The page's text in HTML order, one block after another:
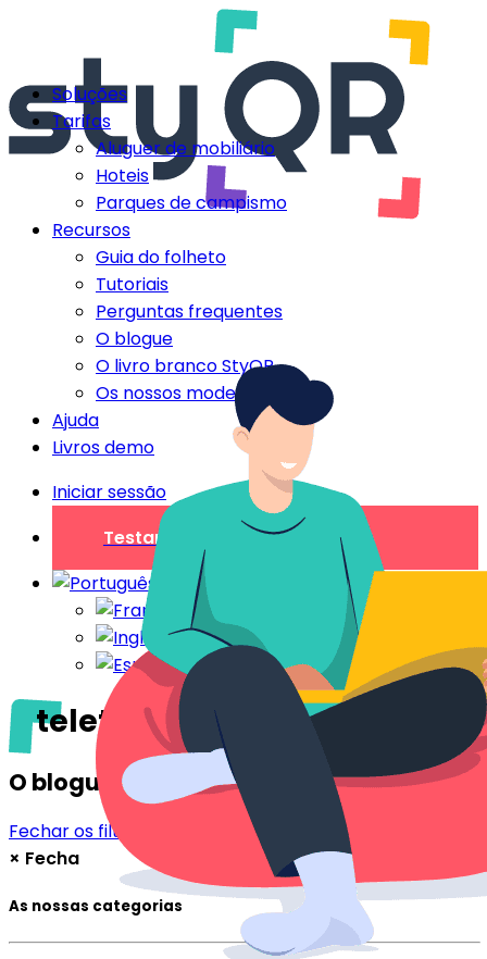
Soluções
Tarifas
Aluguer de mobiliário
Hoteis
Parques de campismo
Recursos
Guia do folheto
Tutoriais
Perguntas frequentes
O blogue
O livro branco StyQR
Os nossos modelos StyQR
Ajuda
Livros demo
Iniciar sessão
Testar gratuitamente
teletravel
O blogue
Fechar os filtros
× Fecha
As nossas categorias